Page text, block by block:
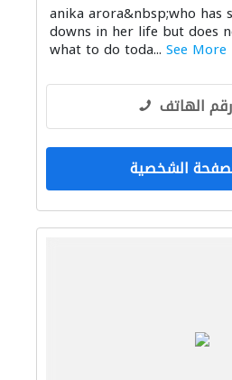
anika arora&nbsp;who has
downs in her life but does
what to do toda... See More
الهاتف
الشخصية